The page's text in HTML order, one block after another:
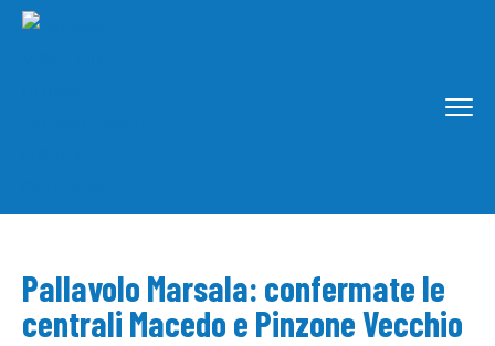
Pallavolo Marsala: confermate le
centrali Macedo e Pinzone Vecchio